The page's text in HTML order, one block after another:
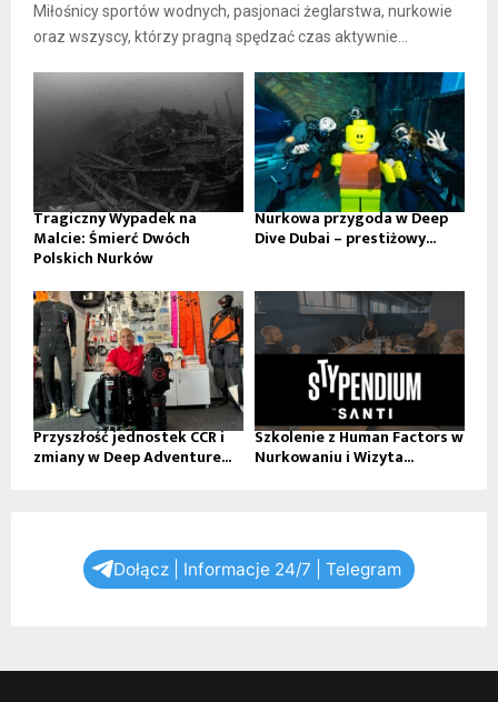
Miłośnicy sportów wodnych, pasjonaci żeglarstwa, nurkowie
oraz wszyscy, którzy pragną spędzać czas aktywnie...
Tragiczny Wypadek na
Malcie: Śmierć Dwóch
Polskich Nurków
Nurkowa przygoda w Deep
Dive Dubai – prestiżowy...
Przyszłość jednostek CCR i
zmiany w Deep Adventure...
Szkolenie z Human Factors w
Nurkowaniu i Wizyta...
Dołącz | Informacje 24/7 | Telegram